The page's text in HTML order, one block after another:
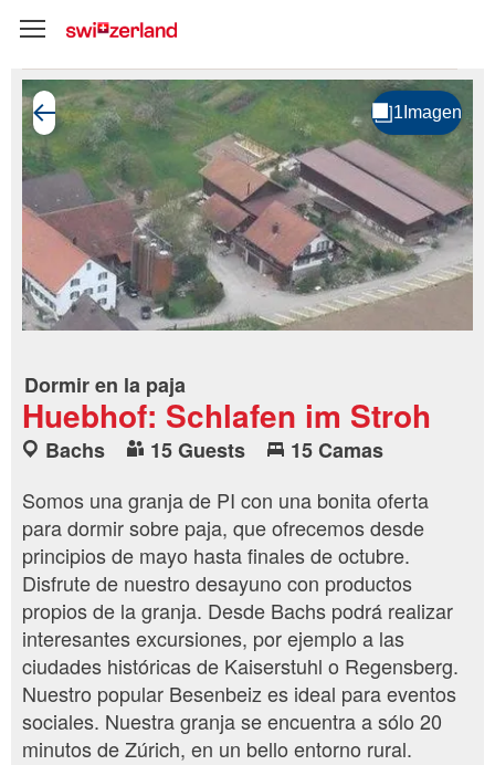
Dormir en la paja
Huebhof: Schlafen im Stroh
Bachs 15 Guests
15 Camas
Somos una granja de PI con una bonita oferta
para dormir sobre paja, que ofrecemos desde
principios de mayo hasta finales de octubre.
Disfrute de nuestro desayuno con productos
propios de la granja. Desde Bachs podrá realizar
interesantes excursiones, por ejemplo a las
ciudades históricas de Kaiserstuhl o Regensberg.
Nuestro popular Besenbeiz es ideal para eventos
sociales. Nuestra granja se encuentra a sólo 20
minutos de Zúrich, en un bello entorno rural.